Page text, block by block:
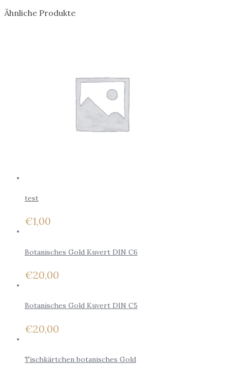
Ähnliche Produkte
test
€1,00
Botanisches Gold Kuvert DIN C6
€20,00
Botanisches Gold Kuvert DIN C5
€20,00
Tischkärtchen botanisches Gold